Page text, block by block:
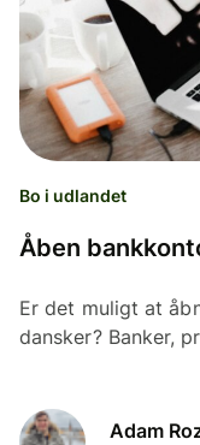
Bo i udlandet
Åben
Er det muligt at
dansker? Banker,
Adam